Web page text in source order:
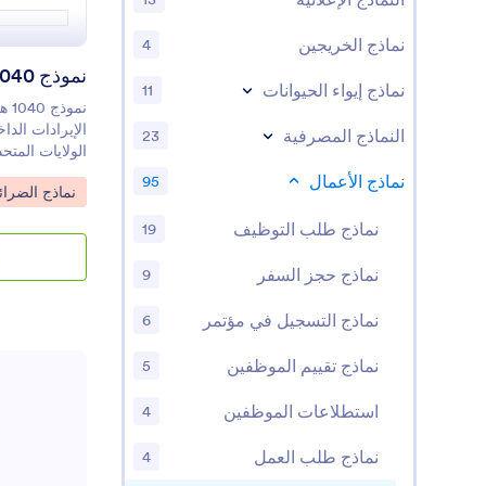
الولايات
الجاهز
يعني أنه
الاحتفاظ
Category:
نماذج
نماذج الخريجين 4
نماذج إيواء الحيوانات 11
النماذج المصرفية 23
نماذج الأعمال 95
نماذج طلب التوظيف 19
نماذج حجز السفر 9
نماذج التسجيل في مؤتمر 6
نماذج تقييم الموظفين 5
استطلاعات الموظفين 4
نماذج طلب العمل 4